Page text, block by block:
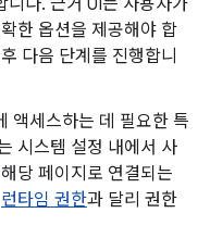
니다. 근거 UI는 사용자가
한 옵션을 제공해야 합
다음 단계를 진행합니
액세스하는 데 필요한 특
시스템 설정 내에서 사
당 페이지로 연결되는
런타임 권한과 달리 권한